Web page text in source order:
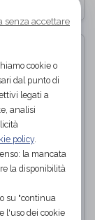
senza accettare
cookie o
dal punto di
legati a
analisi
policy.
la mancata
la disponibilità
su "continua
l'uso dei cookie